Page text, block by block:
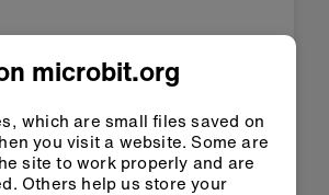
동을 통해서 해양 환경이 직면
하기 위해 마인드 맵을 작성하
룹으로 나누어 해양 환경이 직면한
microbit.org
which are small files saved on
you visit a website. Some are
site to work properly and are
Others help us store your